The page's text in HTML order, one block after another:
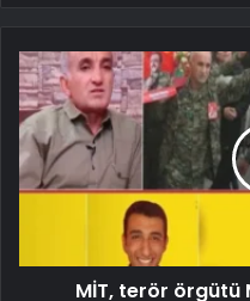
MİT, terör örgütü